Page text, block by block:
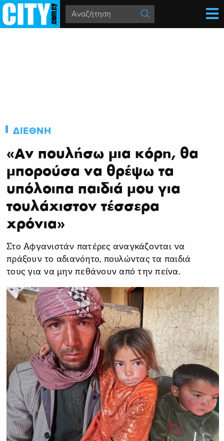
ΔΙΕΘΝΗ
«Αν πουλήσω μια κόρη, θα
μπορούσα να θρέψω τα
υπόλοιπα παιδιά μου για
τουλάχιστον τέσσερα
χρόνια»
Στο Αφγανιστάν πατέρες αναγκάζονται να
πράξουν το αδιανόητο, πουλώντας τα παιδιά
τους για να μην πεθάνουν από την πείνα.